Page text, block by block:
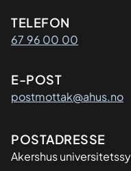
TELEFON
67 96 00 00
E-POST
postmottak@ahus.no
Adresse
POSTADRESSE
Akershus